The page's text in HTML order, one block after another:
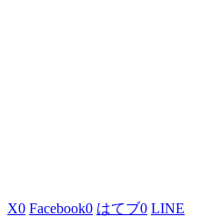
X0 Facebook0 はてブ0 LINE